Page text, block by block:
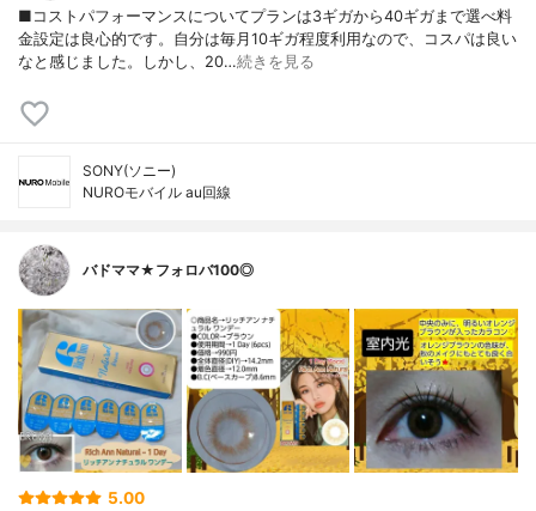
■コストパフォーマンスについてプランは3ギガから40ギガまで選べ料
金設定は良心的です。自分は毎月10ギガ程度利用なので、コスパは良い
なと感じました。しかし、20…続きを見る
SONY(ソニー)
NUROモバイル au回線
バドママ★フォロバ100◎
5.00